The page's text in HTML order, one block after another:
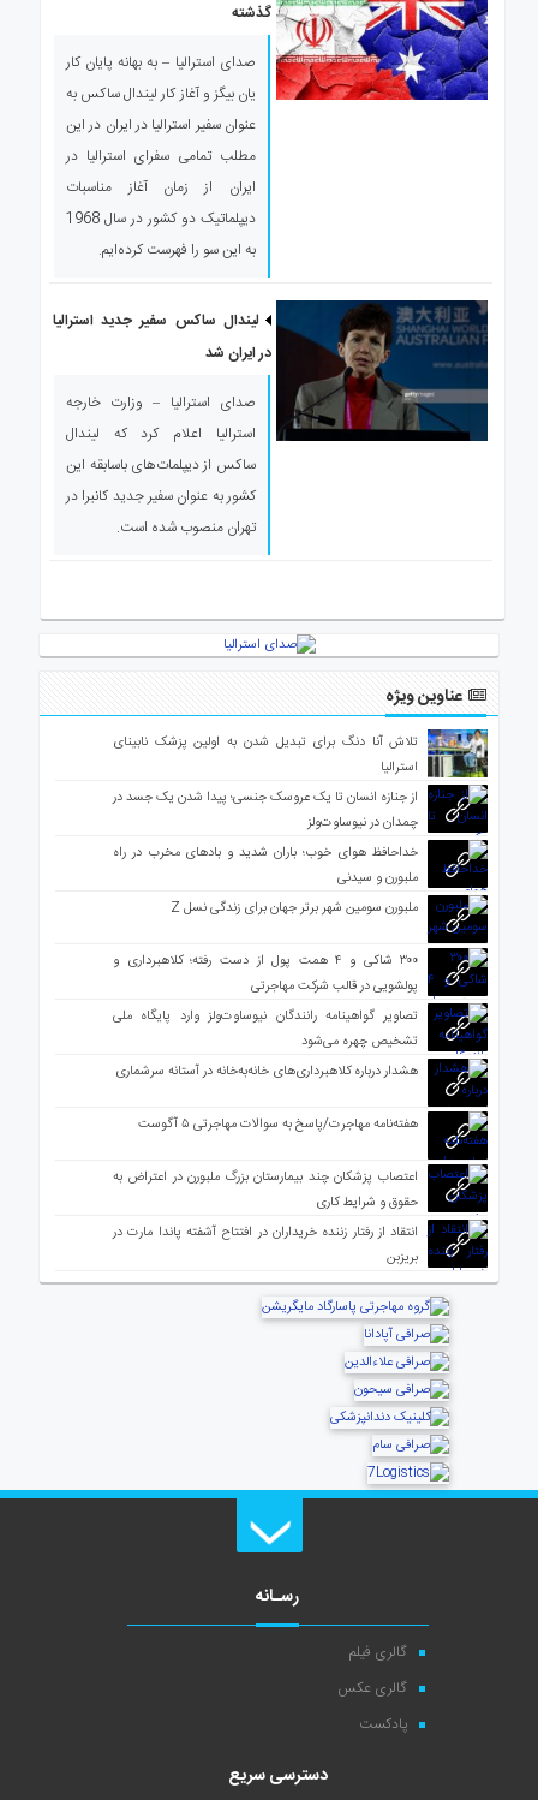
گذشته
صدای استرالیا – به بهانه پایان کار
یان بیگز و آغاز کار لیندال ساکس به
عنوان سفیر استرالیا در ایران در این
مطلب تمامی سفرای استرالیا در
ایران از زمان آغاز مناسبات
دیپلماتیک دو کشور در سال 1968
به این سو را فهرست کرده‌ایم.
لیندال ساکس سفیر جدید استرالیا
در ایران شد
صدای استرالیا – وزارت خارجه
استرالیا اعلام کرد که لیندال
ساکس از دیپلمات‌های باسابقه این
کشور به عنوان سفیر جدید کانبرا در
تهران منصوب شده است.
عناوین ویژه
تلاش آنا دنگ برای تبدیل شدن به اولین پزشک نابینای
استرالیا
از جنازه انسان تا یک عروسک جنسی؛ پیدا شدن یک جسد در
چمدان در نیوساوت‌ولز
خداحافظ هوای خوب؛ باران شدید و بادهای مخرب در راه
ملبورن و سیدنی
ملبورن سومین شهر برتر جهان برای زندگی نسل Z
۳۰۰ شاکی و ۴ همت پول از دست رفته؛ کلاهبرداری و
پولشویی در قالب شرکت مهاجرتی
تصاویر گواهینامه رانندگان نیوساوت‌ولز وارد پایگاه ملی
تشخیص چهره می‌شود
هشدار درباره کلاهبرداری‌های خانه‌به‌خانه در آستانه سرشماری
هفته‌نامه مهاجرت/پاسخ به سوالات مهاجرتی ۵ آگوست
اعتصاب پزشکان چند بیمارستان بزرگ ملبورن در اعتراض به
حقوق و شرایط کاری
انتقاد از رفتار زننده خریداران در افتتاح آشفته پاندا مارت در
بریزبن
رسـانه
گالری فیلم
گالری عکس
پادکست
دسترسی سریع